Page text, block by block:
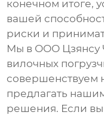
конечном итоге,
вашей
риски и
Мы в ООО Цзянсу
вилочных
совершенствуем
предлагать
решения. Если